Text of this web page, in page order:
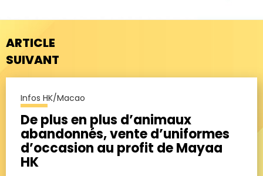
ARTICLE
SUIVANT
Infos HK/Macao
De plus en plus d’animaux
abandonnés, vente d’uniformes
d’occasion au profit de Mayaa
HK